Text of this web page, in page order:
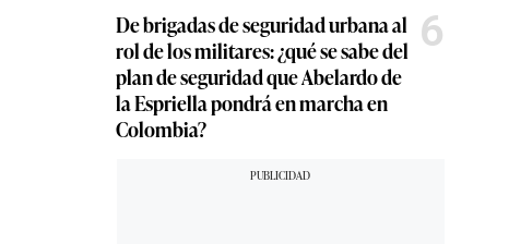
De brigadas de seguridad urbana al
rol de los militares: ¿qué se sabe del
plan de seguridad que Abelardo de
la Espriella pondrá en marcha en
Colombia?
6